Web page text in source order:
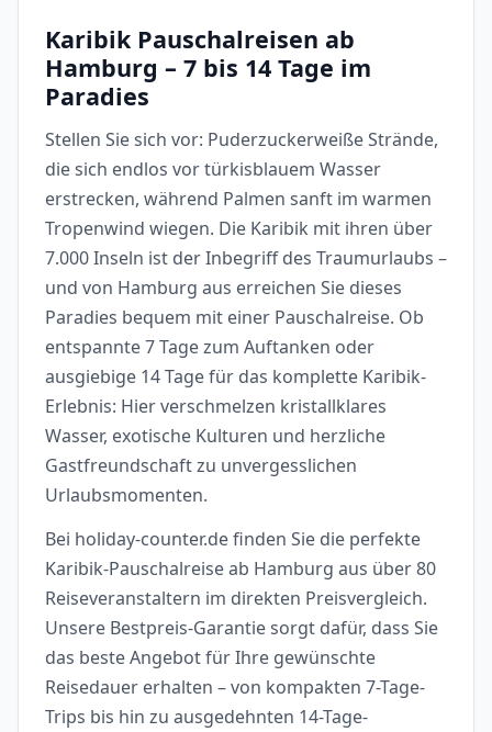
Karibik Pauschalreisen ab
Hamburg – 7 bis 14 Tage im
Paradies
Stellen Sie sich vor: Puderzuckerweiße Strände,
die sich endlos vor türkisblauem Wasser
erstrecken, während Palmen sanft im warmen
Tropenwind wiegen. Die Karibik mit ihren über
7.000 Inseln ist der Inbegriff des Traumurlaubs –
und von Hamburg aus erreichen Sie dieses
Paradies bequem mit einer Pauschalreise. Ob
entspannte 7 Tage zum Auftanken oder
ausgiebige 14 Tage für das komplette Karibik-
Erlebnis: Hier verschmelzen kristallklares
Wasser, exotische Kulturen und herzliche
Gastfreundschaft zu unvergesslichen
Urlaubsmomenten.
Bei holiday-counter.de finden Sie die perfekte
Karibik-Pauschalreise ab Hamburg aus über 80
Reiseveranstaltern im direkten Preisvergleich.
Unsere Bestpreis-Garantie sorgt dafür, dass Sie
das beste Angebot für Ihre gewünschte
Reisedauer erhalten – von kompakten 7-Tage-
Trips bis hin zu ausgedehnten 14-Tage-